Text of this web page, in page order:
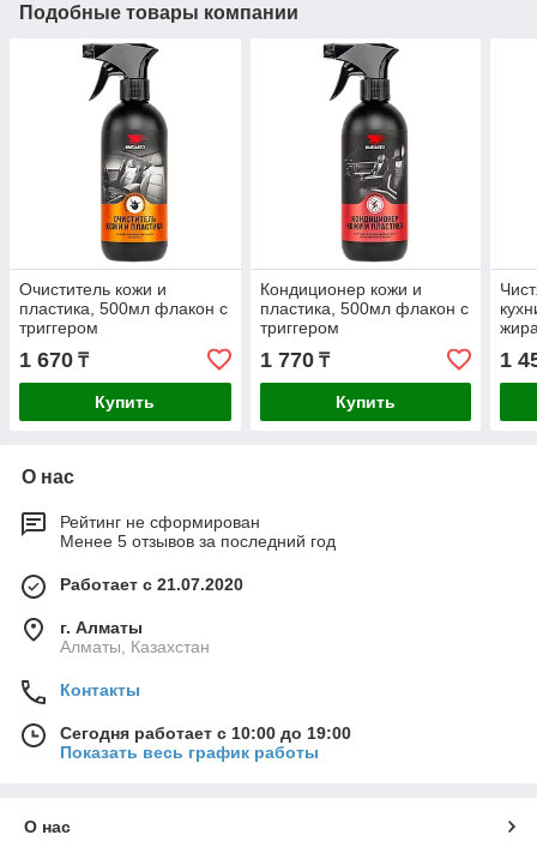
Подобные товары компании
Очиститель кожи и
пластика, 500мл флакон с
триггером
1 670 ₸
Купить
Кондиционер кожи и
пластика, 500мл флакон с
триггером
1 770₸
Купить
1
О нас
Рейтинг не сформирован
Менее 5 отзывов за последний год
Работает с 21.07.2020
г. Алматы
Алматы, Казахстан
Контакты
Сегодня работает с 10:00 до 19:00
Показать весь график работы
О нас